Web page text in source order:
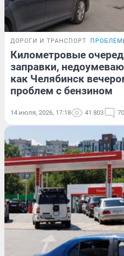
ДОРОГИ И ТРАНСПОРТ
Километровые
заправки,
как Челябинск
проблем с бензином
14 июля, 2026, 17:18 41 803